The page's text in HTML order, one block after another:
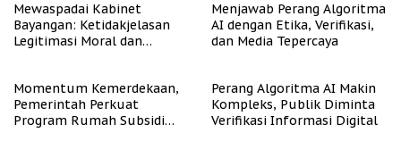
Mewaspadai Kabinet
Bayangan: Ketidakjelasan
Legitimasi Moral dan
Menjawab Perang Algoritma
AI dengan Etika, Verifikasi,
dan Media Tepercaya
Momentum Kemerdekaan,
Pemerintah Perkuat
Program Rumah Subsidi
Perang Algoritma AI Makin
Kompleks, Publik Diminta
Verifikasi Informasi Digital